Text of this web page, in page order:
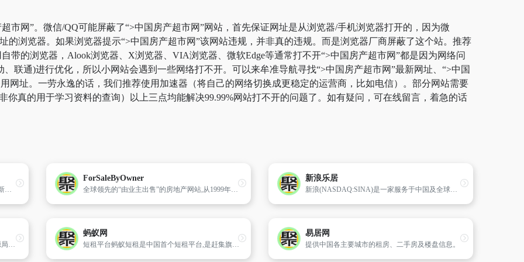
市网”。微信/QQ可能屏蔽了“>中国房产超市网”网站，首先保证网址是从浏览器/手机浏览器打开的，因为微
的浏览器。如果浏览器提示“>中国房产超市网”该网站违规，并非真的违规。而是浏览器厂商屏蔽了这个站。推荐
带的浏览器，Alook浏览器、X浏览器、VIA浏览器、微软Edge等通常打不开“>中国房产超市网”都是因为网络问
联通)进行优化，所以小网站会遇到一些网络打不开。可以来牟准导航寻找“>中国房产超市网”最新网址、“>中国
网址。一劳永逸的话，我们推荐使用加速器（将自己的网络切换成更稳定的运营商，比如电信）。部分网站需要
你真的用于学习资料的查询）以上三点均能解决99.99%网站打不开的问题了。如有疑问，可在线留言，着急的话
人民日报网站,包括新闻报道和可检索的目录,新闻评论和专题栏目。
ForSaleByOwner
全球领先的“由业主出售”的房地产网站,从1999年开始在美国50个州以及加拿大提供房源信息。
新浪乐居
新浪(NASDAQ:SINA)是一家服务于中国及全球华人社群的领先在线媒体及增值资讯服务提供商。致力于为房地产业界、主力购房人群、装修人群提供各类服务与咨讯。主要栏目有:房产新闻、楼盘展示、新盘中心、写字楼、商铺、地产圈、家居装修、家居图库、业主社区论坛等内容。
深圳房地产信息网是由深圳市规划与国土资源局主办,深圳市规划国土信息中心组织开发的、以全市房地产企业为应用对象、面向全社会服务的信息管理系统。
蚂蚁网
短租平台蚂蚁短租是中国首个短租平台,是赶集旗下的核心电商平台。蚂蚁短租的房源分部中国全部的旅游,商务城市,为中国短租人士提供温馨,可靠,超值的在线服务。
易居网
提供中国各主要城市的租房、二手房及楼盘信息。